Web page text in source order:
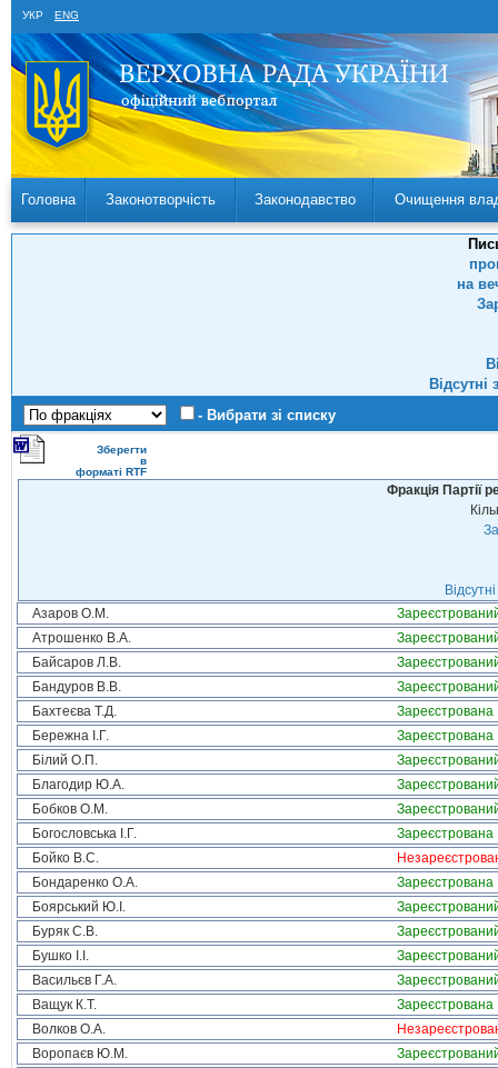
УКР ENG
Головна Законотворчість Законодавство Очищення
на
- Вибрати зі списку
Зберегти
в
форматі RTF
Фракція Партії
Азаров О.М.
Атрошенко В.А.
Байсаров Л.В.
Бандуров В.В.
Бахтеєва Т.Д.
Зареєстрована
Бережна І.Г.
Зареєстрована
Білий О.П.
Благодир Ю.А.
Бобков О.М.
Богословська І.Г.
Зареєстрована
Бойко В.С.
Бондаренко О.А.
Зареєстрована
Боярський Ю.І.
Буряк С.В.
Бушко І.І.
Васильєв Г.А.
Ващук К.Т.
Зареєстрована
Волков О.А.
Воропаєв Ю.М.